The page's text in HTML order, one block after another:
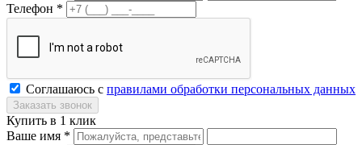
Телефон *
Соглашаюсь с правилами обработки персональных данных
Купить в 1 клик
Ваше имя *